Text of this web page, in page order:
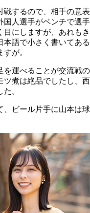
戦するので、相手の意表
国人選手がベンチで選手
にしますが、あれもき
本語で小さく書いてある
が。
を運べることが交流戦の
ツ煮は絶品でしたし、西
。
、ビール片手に山本は球